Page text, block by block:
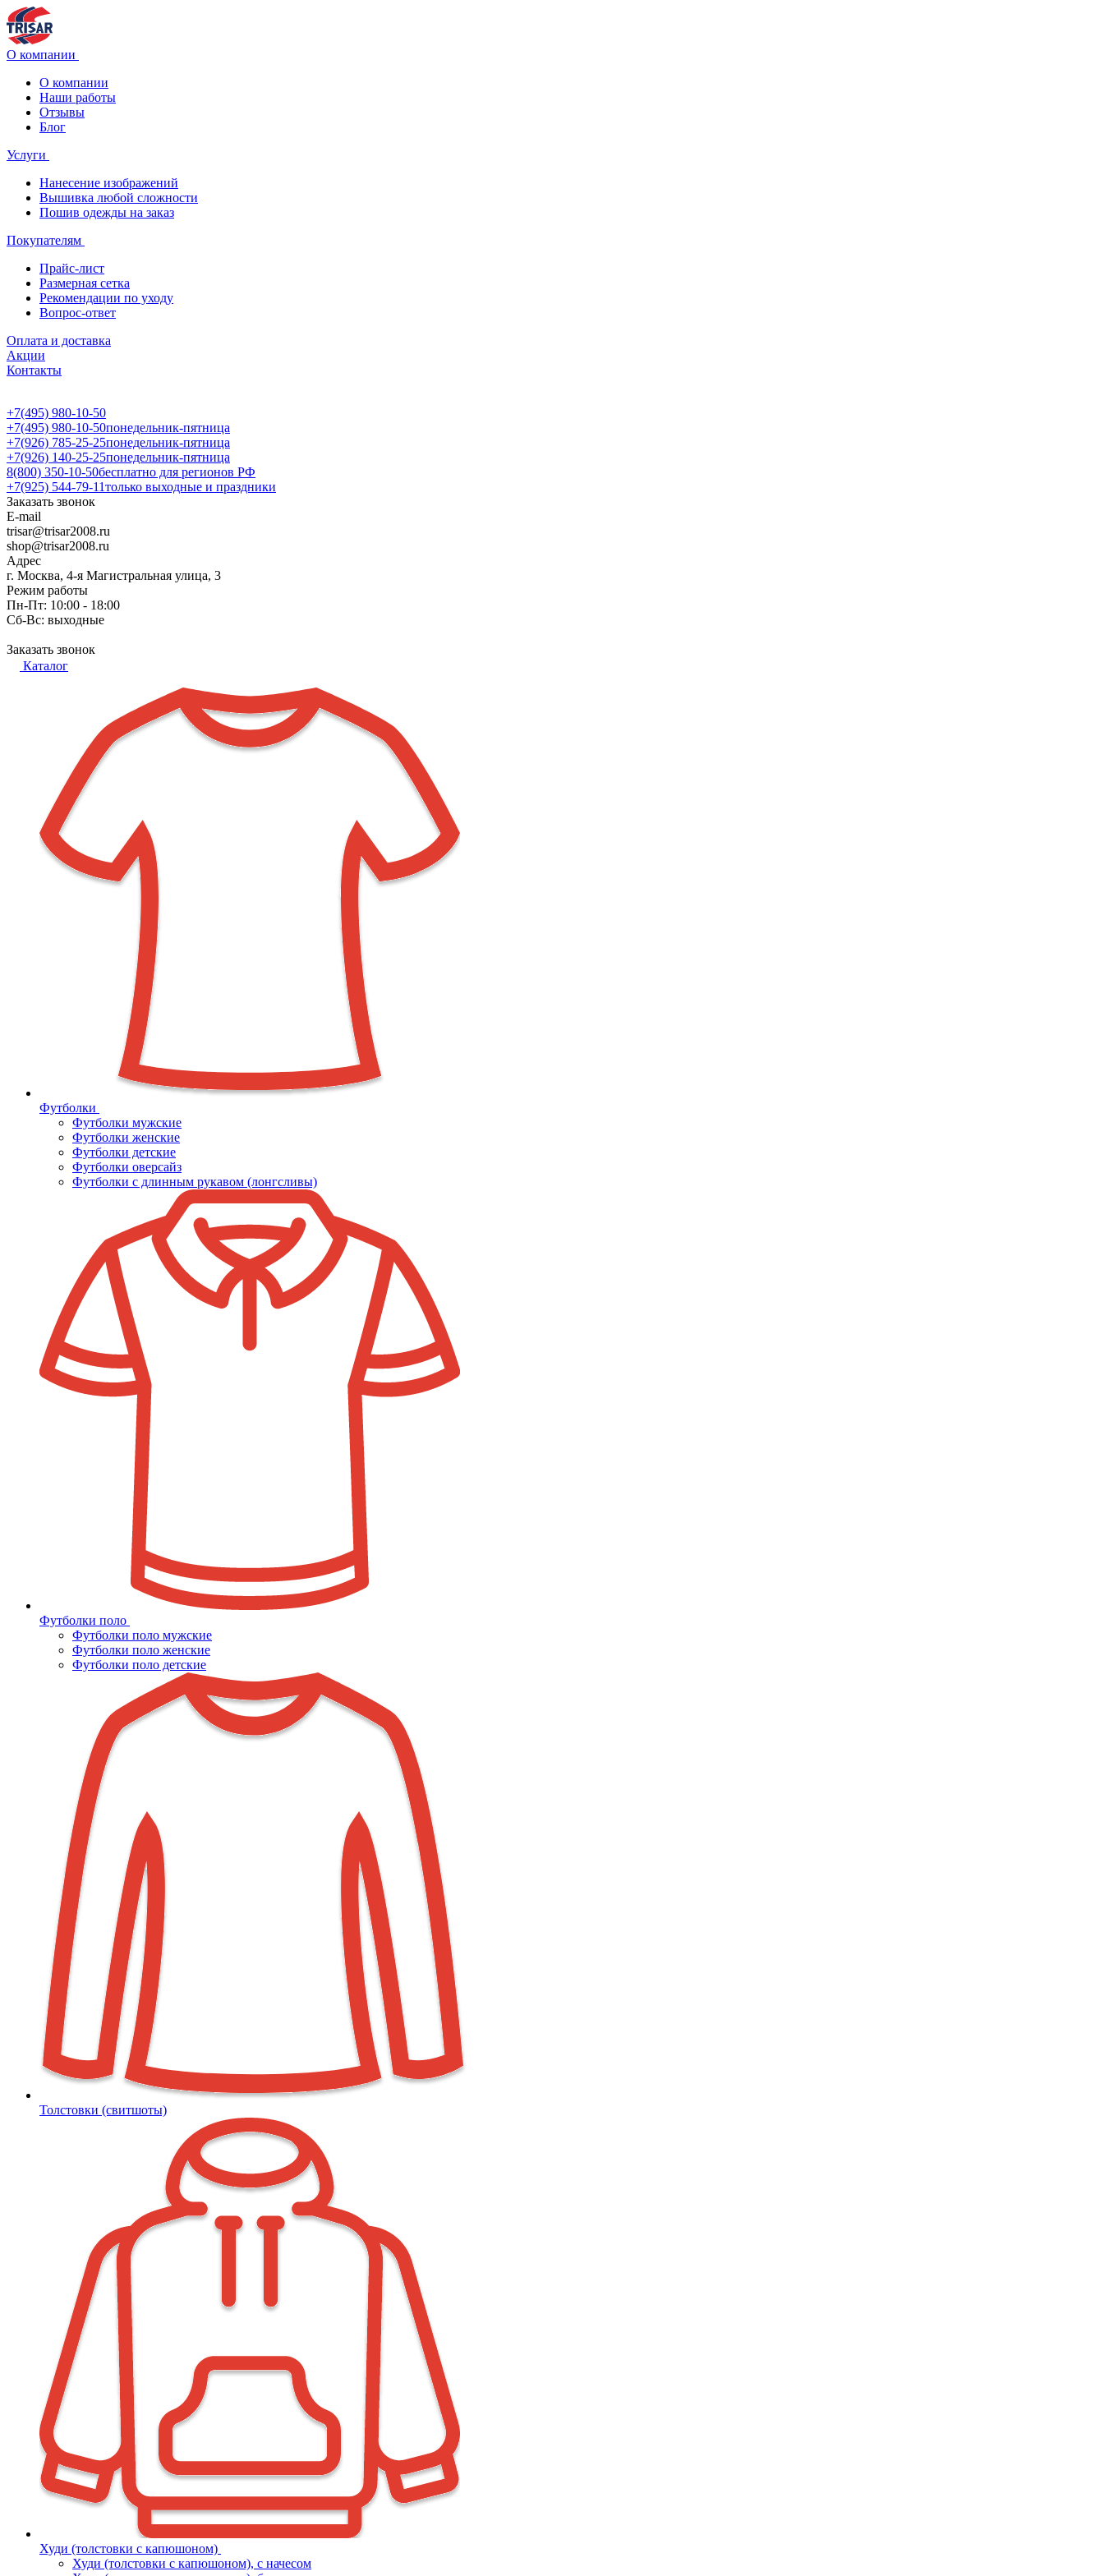
О компании
О компании
Наши работы
Отзывы
Блог
Услуги
Нанесение изображений
Вышивка любой сложности
Пошив одежды на заказ
Покупателям
Прайс-лист
Размерная сетка
Рекомендации по уходу
Вопрос-ответ
Оплата и доставка
Акции
Контакты
+7(495) 980-10-50
+7(495) 980-10-50понедельник-пятница
+7(926) 785-25-25понедельник-пятница
+7(926) 140-25-25понедельник-пятница
8(800) 350-10-50бесплатно для регионов РФ
+7(925) 544-79-11только выходные и праздники
Заказать звонок
E-mail
trisar@trisar2008.ru
shop@trisar2008.ru
Адрес
г. Москва, 4-я Магистральная улица, 3
Режим работы
Пн-Пт: 10:00 - 18:00
Сб-Вс: выходные
Заказать звонок
Каталог
Футболки
Футболки мужские
Футболки женские
Футболки детские
Футболки оверсайз
Футболки с длинным рукавом (лонгсливы)
Футболки поло
Футболки поло мужские
Футболки поло женские
Футболки поло детские
Толстовки (свитшоты)
Худи (толстовки с капюшоном)
Худи (толстовки c капюшоном), с начесом